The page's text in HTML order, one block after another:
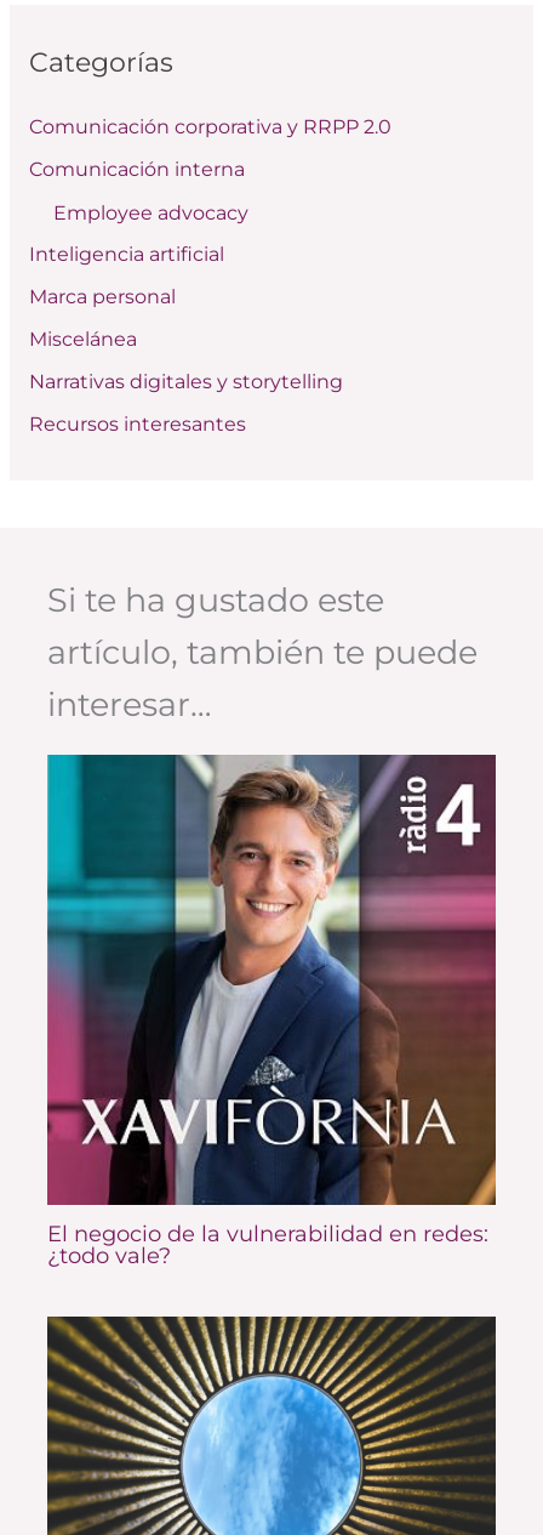
a
p
o
:
Categorías
Comunicación corporativa y RRPP 2.0
Comunicación interna
Employee advocacy
Inteligencia artificial
Marca personal
Miscelánea
Narrativas digitales y storytelling
Recursos interesantes
Si te ha gustado este
artículo, también te puede
interesar…
El negocio de la vulnerabilidad en redes:
¿todo vale?